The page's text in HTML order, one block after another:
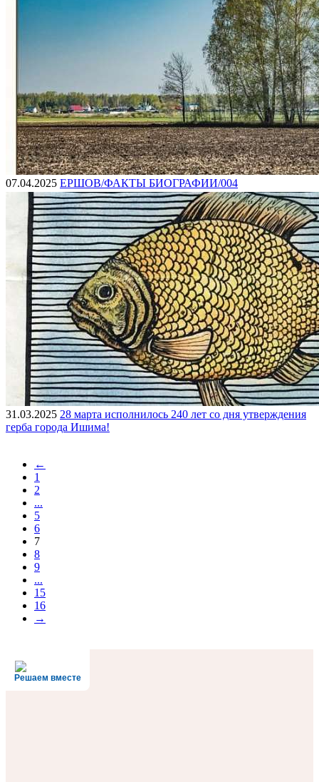
07.04.2025 ЕРШОВ/ФАКТЫ БИОГРАФИИ/004
31.03.2025 28 марта исполнилось 240 лет со дня утверждения
герба города Ишима!
←
1
2
...
5
6
7
8
9
...
15
16
→
Решаем вместе